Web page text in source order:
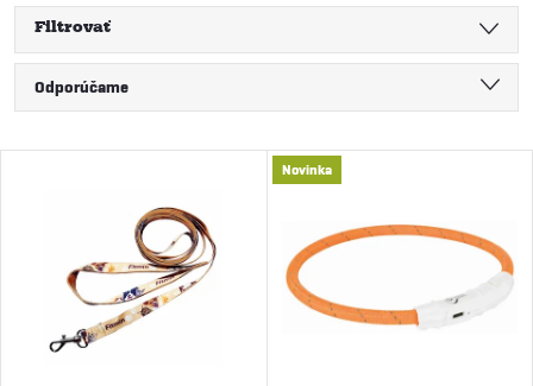
Filtrovať
R
a
Odporúčame
Najpredávanejšie
Abecedne
Novinka